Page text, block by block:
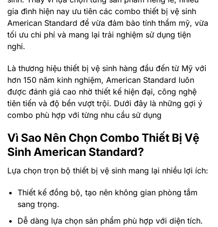
gia đình hiện nay ưu tiên các combo thiết bị vệ sinh
American Standard để vừa đảm bảo tính thẩm mỹ, vừa
tối ưu chi phí và mang lại trải nghiệm sử dụng tiện
nghi.
Là thương hiệu thiết bị vệ sinh hàng đầu đến từ Mỹ với
hơn 150 năm kinh nghiệm, American Standard luôn
được đánh giá cao nhờ thiết kế hiện đại, công nghệ
tiên tiến và độ bền vượt trội. Dưới đây là những gợi ý
combo phù hợp với từng nhu cầu sử dụng
Vì Sao Nên Chọn Combo Thiết Bị Vệ
Sinh American Standard?
Lựa chọn trọn bộ thiết bị vệ sinh mang lại nhiều lợi ích:
Thiết kế đồng bộ, tạo nên không gian phòng tắm
sang trọng.
Dễ dàng lựa chọn sản phẩm phù hợp với diện tích.